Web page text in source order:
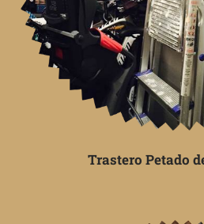
Trastero Petado